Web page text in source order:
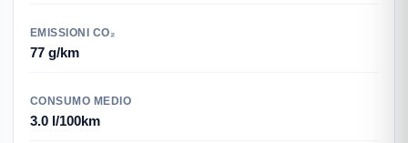
EMISSIONI CO₂
77 g/km
CONSUMO MEDIO
3.0 l/100km